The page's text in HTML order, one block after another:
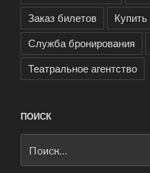
Заказ билетов
Служба бронирования
Театральное агентство
ПОИСК